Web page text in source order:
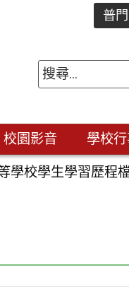
普
校園影音 學校
學校學生學習歷